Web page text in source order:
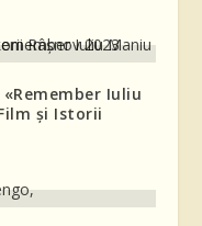
Iuliu
și Istorii